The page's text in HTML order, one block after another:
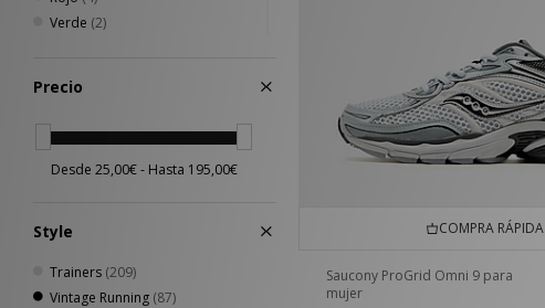
Verde (2)
Multicolor
Precio
Style
Trainers (209)
Vintage Running (87)
COMPRA RÁPIDA
Saucony ProGrid Omni 9 para
mujer